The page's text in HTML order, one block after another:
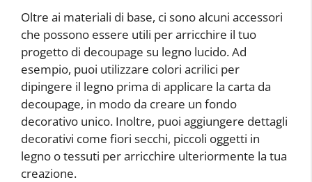
Oltre ai materiali di base, ci sono alcuni accessori
che possono essere utili per arricchire il tuo
progetto di decoupage su legno lucido. Ad
esempio, puoi utilizzare colori acrilici per
dipingere il legno prima di applicare la carta da
decoupage, in modo da creare un fondo
decorativo unico. Inoltre, puoi aggiungere dettagli
decorativi come fiori secchi, piccoli oggetti in
legno o tessuti per arricchire ulteriormente la tua
creazione.